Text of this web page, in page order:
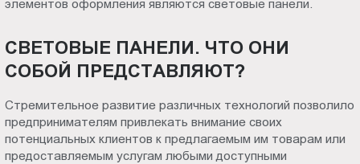
в
Костроме
элементов оформления являются световые панели.
СВЕТОВЫЕ ПАНЕЛИ. ЧТО ОНИ
СОБОЙ ПРЕДСТАВЛЯЮТ?
Стремительное развитие различных технологий позволило
предпринимателям привлекать внимание своих
потенциальных клиентов к предлагаемым им товарам или
предоставляемым услугам любыми доступными
18.00
Сб.,
выходной